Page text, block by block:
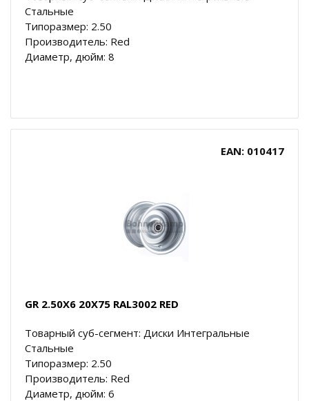
Стальные
Типоразмер: 2.50
Производитель: Red
Диаметр, дюйм: 8
EAN: 010417
GR 2.50X6 20X75 RAL3002 RED
Товарный суб-сегмент: Диски Интегральные
Стальные
Типоразмер: 2.50
Производитель: Red
Диаметр, дюйм: 6